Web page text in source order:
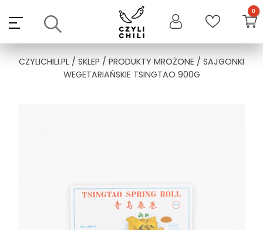
content
CZYLICHILI.PL / SKLEP / PRODUKTY MROŻONE / SAJGONKI
WEGETARIAŃSKIE TSINGTAO 900G